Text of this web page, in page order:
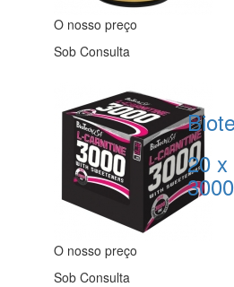
O nosso preço
Sob Consulta
20 x
O nosso preço
Sob Consulta